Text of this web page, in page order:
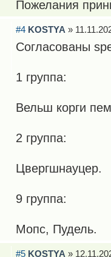
Пожелания
#4 KOSTYA »
Согласованы
1 группа:
Вельш корги
2 группа:
Цвергшнауцер.
9 группа:
Мопс, Пудель.
#5 KOSTYA »